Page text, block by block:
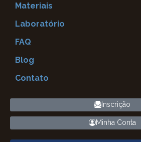
Materiais
Laboratório
FAQ
Blog
Contato
Inscrição
Minha Conta